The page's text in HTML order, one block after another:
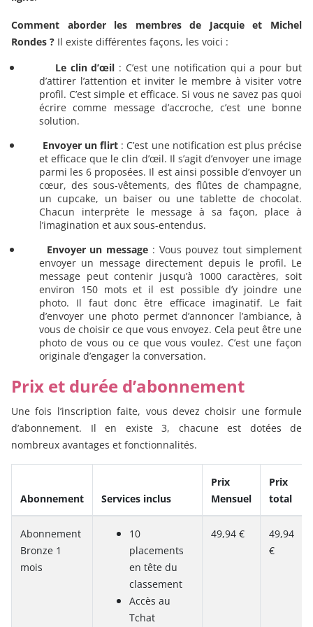
Comment aborder les membres de Jacquie et Michel
Rondes ? Il existe différentes façons, les voici :
Le clin d’œil : C’est une notification qui a pour but
d’attirer l’attention et inviter le membre à visiter votre
profil. C’est simple et efficace. Si vous ne savez pas quoi
écrire comme message d’accroche, c’est une bonne
solution.
Envoyer un flirt : C’est une notification est plus précise
et efficace que le clin d’œil. Il s’agit d’envoyer une image
parmi les 6 proposées. Il est ainsi possible d’envoyer un
cœur, des sous-vêtements, des flûtes de champagne,
un cupcake, un baiser ou une tablette de chocolat.
Chacun interprète le message à sa façon, place à
l’imagination et aux sous-entendus.
Envoyer un message : Vous pouvez tout simplement
envoyer un message directement depuis le profil. Le
message peut contenir jusqu’à 1000 caractères, soit
environ 150 mots et il est possible d’y joindre une
photo. Il faut donc être efficace imaginatif. Le fait
d’envoyer une photo permet d’annoncer l’ambiance, à
vous de choisir ce que vous envoyez. Cela peut être une
photo de vous ou ce que vous voulez. C’est une façon
originale d’engager la conversation.
Prix et durée d’abonnement
Une fois l’inscription faite, vous devez choisir une formule
d’abonnement. Il en existe 3, chacune est dotées de
nombreux avantages et fonctionnalités.
Abonnement Services inclus
Prix
Mensuel
Prix
total
Abonnement
Bronze 1
mois
10
placements
en tête du
classement
Accès au
Tchat
49,94 €
49,94
€